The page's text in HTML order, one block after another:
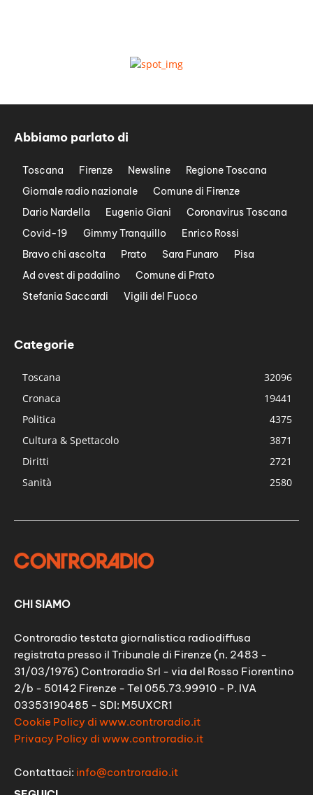
Abbiamo parlato di
Toscana Firenze Newsline
Regione Toscana
Giornale radio nazionale
Comune di Firenze
Dario Nardella
Eugenio Giani
Coronavirus Toscana
Covid-19
Gimmy Tranquillo
Enrico Rossi
Bravo chi ascolta
Prato Sara Funaro
Pisa
Ad ovest di padalino
Comune di Prato
Stefania Saccardi
Vigili del Fuoco
Categorie
Toscana
32096
Cronaca
19441
Politica
4375
Cultura & Spettacolo
3871
Diritti
2721
Sanità
2580
CHI SIAMO
Controradio testata giornalistica radiodiffusa
registrata presso il Tribunale di Firenze (n. 2483 -
31/03/1976) Controradio Srl - via del Rosso Fiorentino
2/b - 50142 Firenze - Tel 055.73.99910 - P. IVA
03353190485 - SDI: M5UXCR1
Cookie Policy di www.controradio.it
Privacy Policy di www.controradio.it
Contattaci: info@controradio.it